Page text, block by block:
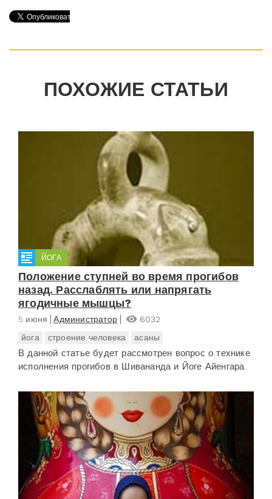
ПОХОЖИЕ СТАТЬИ
ЙОГА
Положение ступней во время прогибов
назад. Расслаблять или напрягать
ягодичные мышцы?
5 июня Администратор
6032
йога
строение человека асаны
В данной статье будет рассмотрен вопрос о технике
исполнения прогибов в Шивананда и Йоге Айенгара.